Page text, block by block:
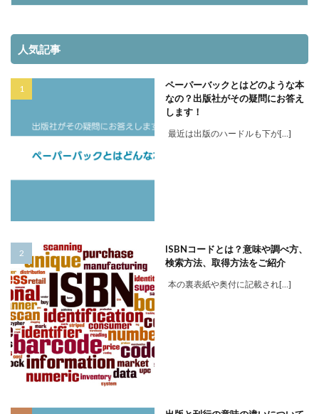
人気記事
ペーパーバックとはどのような本
なの？出版社がその疑問にお答え
します！
最近は出版のハードルも下が[…]
ISBNコードとは？意味や調べ方、
検索方法、取得方法をご紹介
本の裏表紙や奥付に記載され[…]